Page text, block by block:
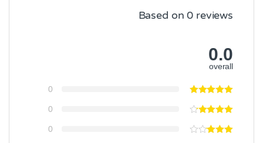
Based on 0 reviews
0.0
overall
0
0
0